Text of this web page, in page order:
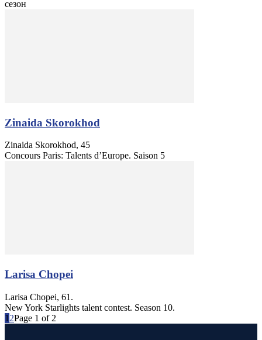
сезон
Zinaida Skorokhod
Zinaida Skorokhod, 45
Concours Paris: Talents d’Europe. Saison 5
Larisa Chopei
Larisa Chopei, 61.
New York Starlights talent contest. Season 10.
1 2Page 1 of 2